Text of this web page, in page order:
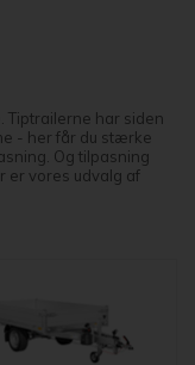
Tiptrailerne har siden
- her får du stærke
Og tilpasning
er vores udvalg af